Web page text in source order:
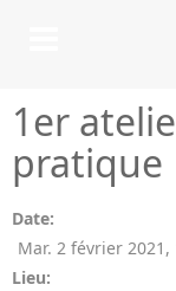
1er
pratique
Date:
Mar. 2 février 2021 ,
Lieu: